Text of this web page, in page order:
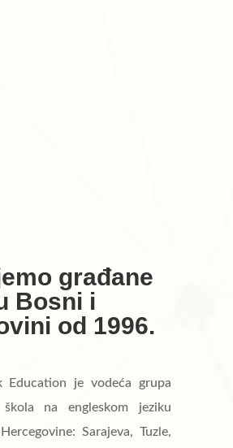
građane
Bosni i
od 1996.
Education je vodeća grupa
škola na engleskom jeziku
Sarajeva, Tuzle,